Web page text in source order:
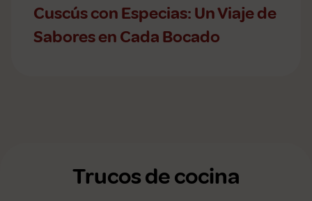
Cuscús con Especias: Un Viaje de
Sabores en Cada Bocado
Trucos de cocina